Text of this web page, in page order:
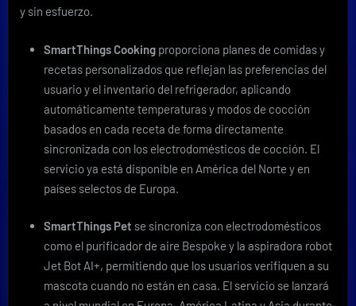
y sin esfuerzo.
SmartThings Cooking proporciona planes de comidas y
recetas personalizados que reflejan las preferencias del
usuario y el inventario del refrigerador, aplicando
automáticamente temperaturas y modos de cocción
basados en cada receta de forma directamente
sincronizada con los electrodomésticos de cocción. El
servicio ya está disponible en América del Norte y en
países selectos de Europa.
SmartThings Pet se sincroniza con electrodomésticos
como el purificador de aire Bespoke y la aspiradora robot
Jet Bot AI+, permitiendo que los usuarios verifiquen a su
mascota cuando no están en casa. El servicio se lanzará